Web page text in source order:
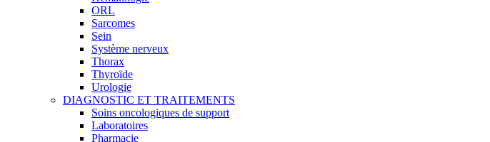
ORL
Sarcomes
Sein
Système nerveux
Thorax
Thyroïde
Urologie
DIAGNOSTIC ET TRAITEMENTS
Soins oncologiques de support
Laboratoires
Pharmacie